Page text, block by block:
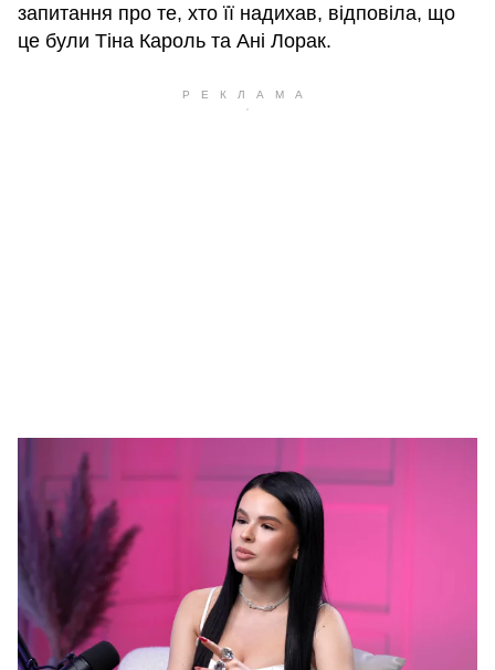
запитання про те, хто її надихав, відповіла, що
це були Тіна Кароль та Ані Лорак.